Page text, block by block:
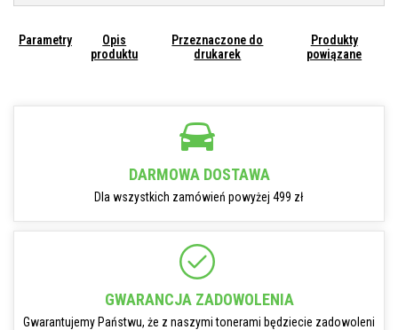
Parametry
Opis
produktu
Przeznaczone do
drukarek
Produkty
powiązane
DARMOWA DOSTAWA
Dla wszystkich zamówień powyżej 499 zł
GWARANCJA ZADOWOLENIA
Gwarantujemy Państwu, że z naszymi tonerami będziecie zadowoleni